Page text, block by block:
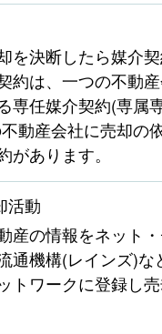
を決断したら媒介
約は、一つの不動
専任媒介契約(専属
動産会社に売却の
があります。
活動
産の情報をネット
通機構(レインズ)な
トワークに登録し